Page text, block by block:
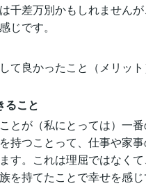
千差万別かもしれません
じです。
て良かったこと（メリット
ること
とが（私にとっては）一
持つことって、仕事や家
す。これは理屈ではなく
を持てたことで幸せを感じ